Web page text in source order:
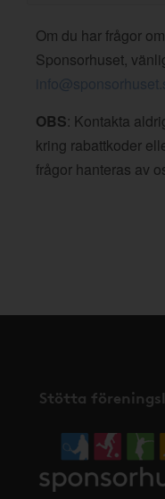
Om du har frågor
Sponsorhuset,
OBS: Kontakta
kring rabattkoder
frågor hanteras av
Stötta